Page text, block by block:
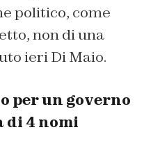
politico, come
non di una
ieri Di Maio.
per un governo
di 4 nomi